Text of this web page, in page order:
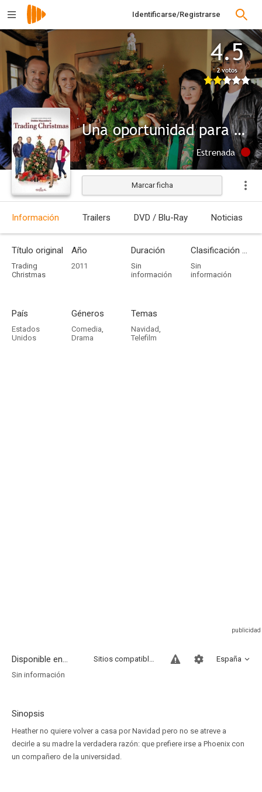
Identificarse/Registrarse
4.5
2 votos
Una oportunidad para el amor
Estrenada
Marcar ficha
Información Trailers DVD / Blu-Ray Noticias
Título original
Trading
Christmas
Año
2011
Duración
Sin
información
Clasificación por edades
Sin
información
País
Estados
Unidos
Géneros
Comedia,
Drama
Temas
Navidad,
Telefilm
Disponible en... España
Sitios compatibles
Sin información
Sinopsis
Heather no quiere volver a casa por Navidad pero no se atreve a
decirle a su madre la verdadera razón: que prefiere irse a Phoenix con
un compañero de la universidad.